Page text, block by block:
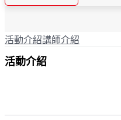
活動介紹講師介紹
活動介紹